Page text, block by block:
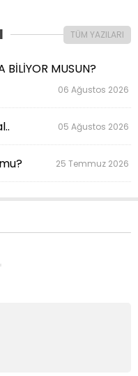
TÜM YAZILARI
BİLİYOR MUSUN?
06 Ağustos 2026
05 Ağustos 2026
25 Temmuz 2026